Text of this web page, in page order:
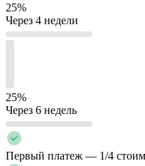
25%
Через 4 недели
25%
Через 6 недель
Первый платеж — 1/4